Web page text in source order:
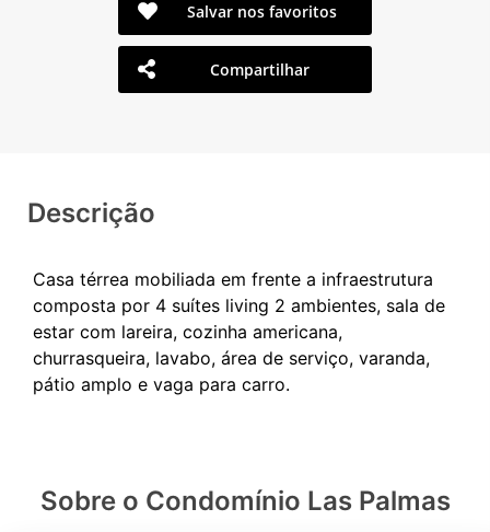
Salvar nos favoritos
Compartilhar
Descrição
Casa térrea mobiliada em frente a infraestrutura
composta por 4 suítes living 2 ambientes, sala de
estar com lareira, cozinha americana,
churrasqueira, lavabo, área de serviço, varanda,
Sobre o Condomínio Las Palmas